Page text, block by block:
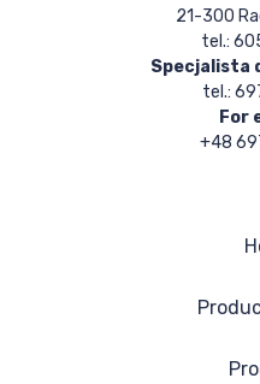
21-300
tel.:
Specjalista
tel.:
For
+48